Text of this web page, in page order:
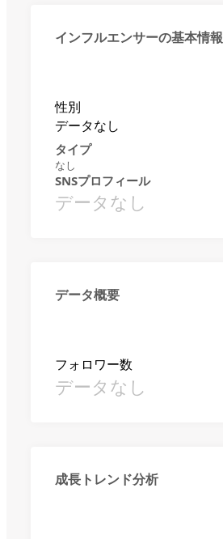
インフルエンサーの基本情報
性別
データなし
タイプ
なし
SNSプロフィール
データなし
データ概要
フォロワー数
データなし
成長トレンド分析